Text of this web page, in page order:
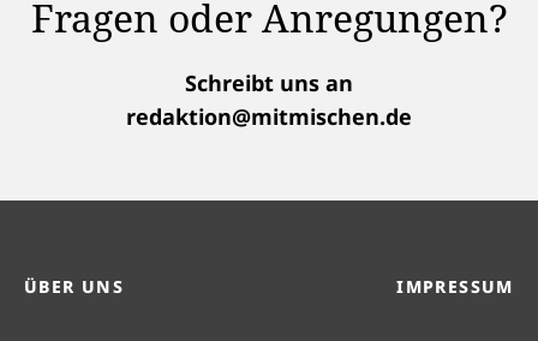
Fragen oder Anregungen?
Schreibt uns an
redaktion@mitmischen.de
ÜBER UNS IMPRESSUM